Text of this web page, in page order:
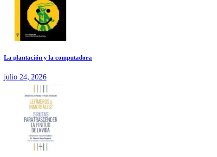
La plantación y la computadora
julio 24, 2026